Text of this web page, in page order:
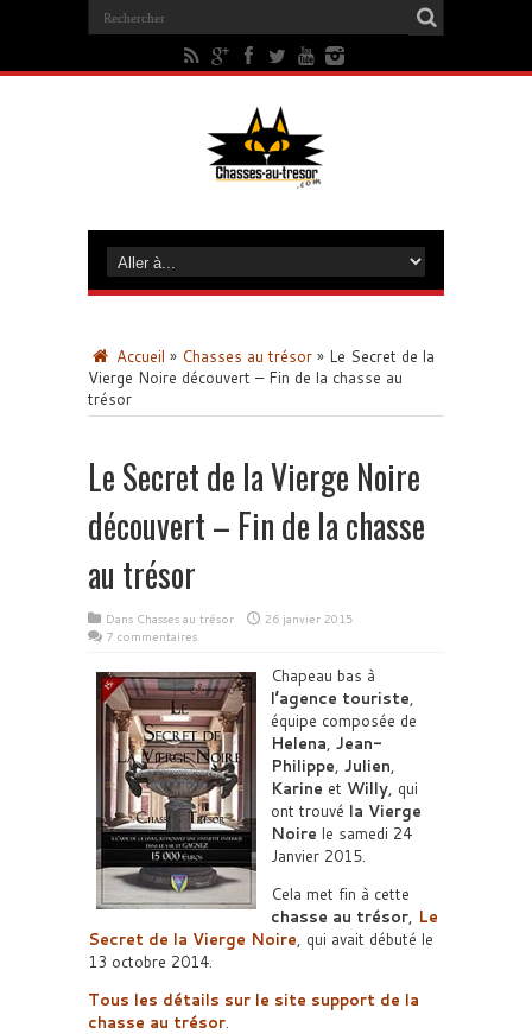
Accueil » Chasses au trésor » Le Secret de la
Vierge Noire découvert – Fin de la chasse au
trésor
Le Secret de la Vierge Noire
découvert – Fin de la chasse
au trésor
Dans Chasses au trésor
26 janvier 2015
7 commentaires
Chapeau bas à
l’agence touriste,
équipe composée de
Helena, Jean-
Philippe, Julien,
Karine et Willy, qui
ont trouvé la Vierge
Noire le samedi 24
Janvier 2015.
Cela met fin à cette
chasse au trésor, Le
Secret de la Vierge Noire, qui avait débuté le
13 octobre 2014.
Tous les détails sur le site support de la
chasse au trésor.